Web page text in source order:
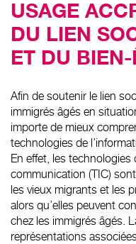
USAGE
DU LIEN
ET DU
Afin de soutenir le lien
immigrés âgés en
importe de mieux
technologies de
En effet, les technologies
communication (TIC)
les vieux migrants et les
alors qu’elles peuvent
chez les immigrés âgés.
représentations